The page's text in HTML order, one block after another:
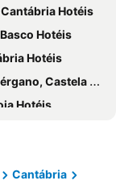
Puebla Vieja
de Cantabria
Hotéis
Hotéis
Hotéis
Castela e Leão Hotéis
Hotéis
Cantábria Hotéis
Hotéis
Cantábria